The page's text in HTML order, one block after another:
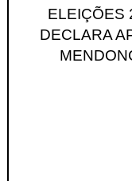
ELEIÇÕES
DECLARA